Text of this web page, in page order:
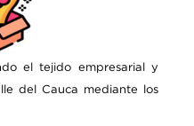
el tejido empresarial y
del Cauca mediante los